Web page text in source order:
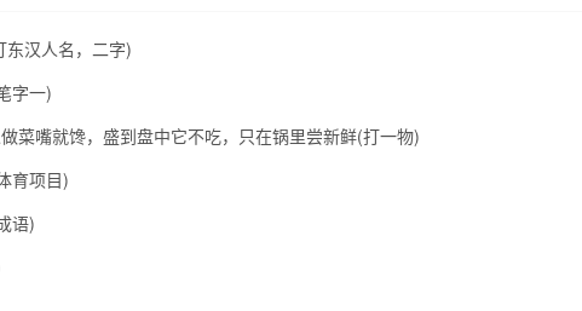
汉人名，二字)
字一)
菜嘴就馋，盛到盘中它不吃，只在锅里尝新鲜(打一物)
育项目)
语)